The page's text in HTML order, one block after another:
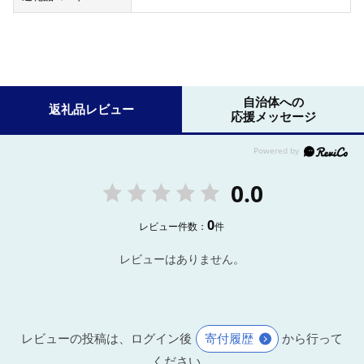
返礼品レビュー
自治体への
応援メッセージ
0.0
レビュー件数：0件
レビューはありません。
レビューの投稿は、ログイン後 寄付履歴
から行って